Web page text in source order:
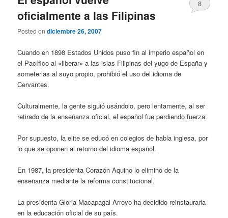
oficialmente a las Filipinas
Posted ondiciembre 26, 2007
8
Cuando en 1898 Estados Unidos puso fin al imperio español en
el Pacífico al «liberar» a las islas Filipinas del yugo de España y
someterlas al suyo propio, prohibió el uso del idioma de
Cervantes.
Culturalmente, la gente siguió usándolo, pero lentamente, al ser
retirado de la enseñanza oficial, el español fue perdiendo fuerza.
Por supuesto, la elite se educó en colegios de habla inglesa, por
lo que se oponen al retorno del idioma español.
En 1987, la presidenta Corazón Aquino lo eliminó de la
enseñanza mediante la reforma constitucional.
La presidenta Gloria Macapagal Arroyo ha decidido reinstaurarla
en la educación oficial de su país.